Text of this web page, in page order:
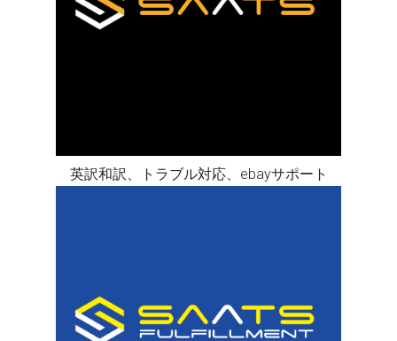
英訳和訳、トラブル対応、ebayサポート